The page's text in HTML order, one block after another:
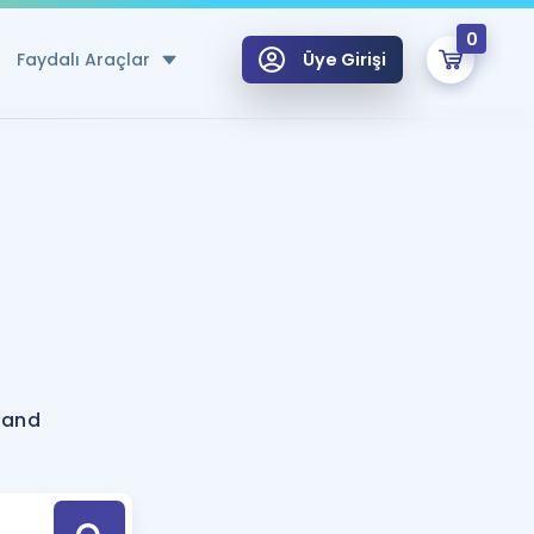
Faydalı Araçlar
Hesaplama Aracı
için Öneriler
Tek Takvimde
Üye Girişi
0
Hoca ile seni sınava hazırlayacak onlarca eğitim seni bekliyor!